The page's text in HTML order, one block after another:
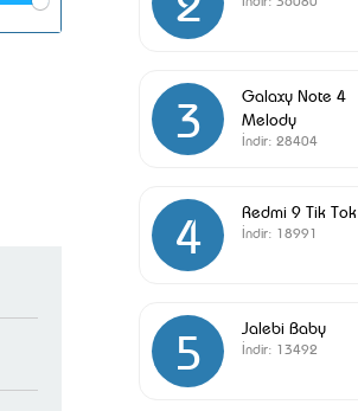
3
Galaxy Note 4
Melody
İndir: 28404
4 Redmi 9 Tik Tok
İndir: 18991
5 Jalebi Baby
İndir: 13492